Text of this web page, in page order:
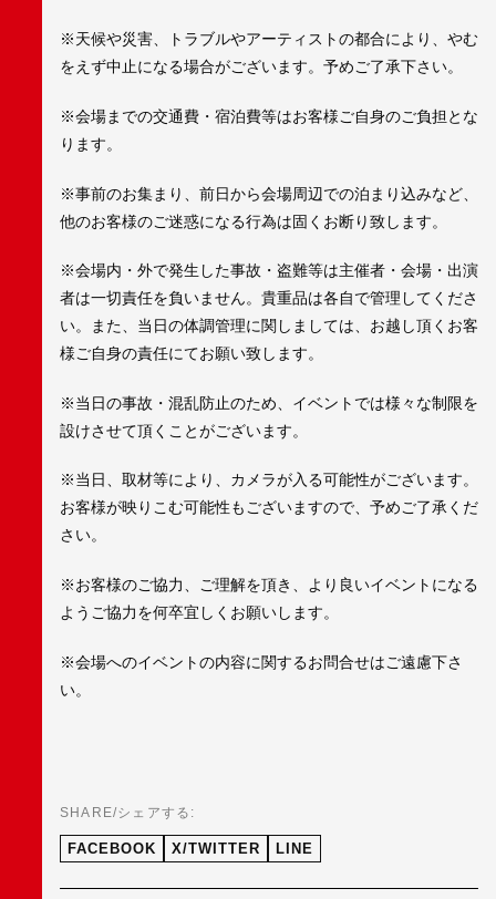
※天候や災害、トラブルやアーティストの都合により、やむ
をえず中止になる場合がございます。予めご了承下さい。
※会場までの交通費・宿泊費等はお客様ご自身のご負担とな
ります。
※事前のお集まり、前日から会場周辺での泊まり込みなど、
他のお客様のご迷惑になる行為は固くお断り致します。
※会場内・外で発生した事故・盗難等は主催者・会場・出演
者は一切責任を負いません。貴重品は各自で管理してくださ
い。また、当日の体調管理に関しましては、お越し頂くお客
様ご自身の責任にてお願い致します。
※当日の事故・混乱防止のため、イベントでは様々な制限を
設けさせて頂くことがございます。
※当日、取材等により、カメラが入る可能性がございます。
お客様が映りこむ可能性もございますので、予めご了承くだ
さい。
※お客様のご協力、ご理解を頂き、より良いイベントになる
ようご協力を何卒宜しくお願いします。
※会場へのイベントの内容に関するお問合せはご遠慮下さ
い。
SHARE/シェアする:
FACEBOOK X/TWITTER LINE